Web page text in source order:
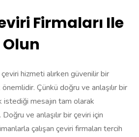
Firmaları Ile
hizmeti alırken güvenilir bir
Çünkü doğru ve anlaşılır bir
mesajın tam olarak
ve anlaşılır bir çeviri için
çalışan çeviri firmaları tercih